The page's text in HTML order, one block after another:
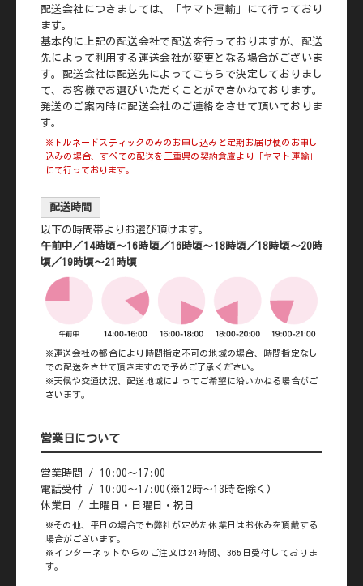
配送会社につきましては、「ヤマト運輸」にて行っており
ます。
基本的に上記の配送会社で配送を行っておりますが、配送
先によって利用する運送会社が変更となる場合がございま
す。配送会社は配送先によってこちらで決定しておりまし
て、お客様でお選びいただくことができかねております。
発送のご案内時に配送会社のご連絡をさせて頂いておりま
す。
※トルネードスティックのみのお申し込みと定期お届け便のお申し
込みの場合、すべての配送を三重県の契約倉庫より「ヤマト運輸」
にて行っております。
配送時間
以下の時間帯よりお選び頂けます。
午前中／14時頃～16時頃／16時頃～18時頃／18時頃～20時
頃／19時頃～21時頃
※運送会社の都合により時間指定不可の地域の場合、時間指定なし
での配送をさせて頂きますので予めご了承ください。
※天候や交通状況、配送地域によってご希望に沿いかねる場合がご
ざいます。
営業日について
営業時間 / 10:00～17:00
電話受付 / 10:00～17:00(※12時～13時を除く)
休業日 / 土曜日・日曜日・祝日
※その他、平日の場合でも弊社が定めた休業日はお休みを頂戴する
場合がございます。
※インターネットからのご注文は24時間、365日受付しておりま
す。